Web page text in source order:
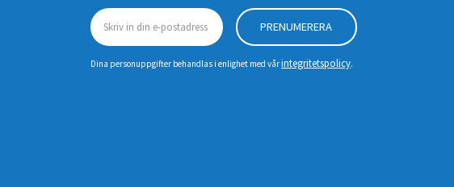
PRENUMERERA
Dina personuppgifter behandlas i enlighet med vårintegritetspolicy.